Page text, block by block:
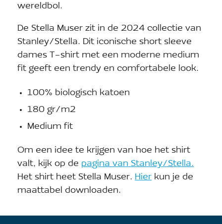
wereldbol.
De Stella Muser zit in de 2024 collectie van
Stanley/Stella. Dit iconische short sleeve
dames T-shirt met een moderne medium
fit geeft een trendy en comfortabele look.
100% biologisch katoen
180 gr/m2
Medium fit
Om een idee te krijgen van hoe het shirt
valt, kijk op de pagina van Stanley/Stella.
Het shirt heet Stella Muser. Hier kun je de
maattabel downloaden.